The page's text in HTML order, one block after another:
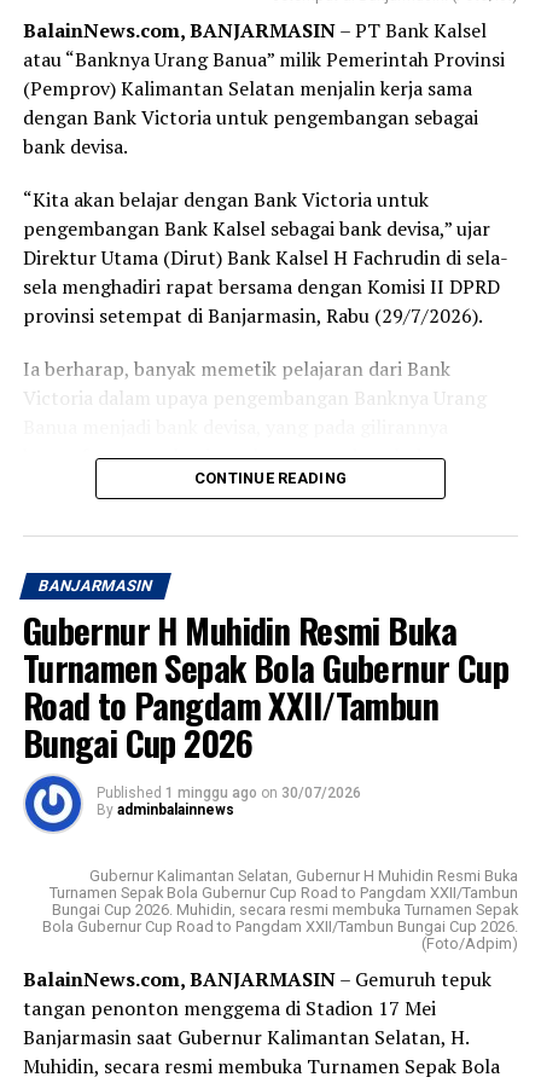
sudah dipanggil. Proses pembukaan rekening
berlangsung cepat, tertib, dan pelayanan yang diberikan
terasa ramah serta membantu.
Bagi sebagian orang, membuka rekening mungkin
langkah awal yang penuh makna. Tabungan Haji bukan
sekadar buku tabungan, melainkan ikhtiar kecil untuk
mendekatkan diri pada impian besar, yaitu memenuhi
panggilan Allah SWT ke Tanah Suci.
yang baik serta program yang mendorong masyarakat
untuk mulai mempersiapkan ibadah haji sejak dini.
dan membawa saya menuju kesempatan menunaikan
ibadah haji pada waktu yang telah Allah tetapkan.
Post Views: 16
Sebarkan
WhatsApp 0 Facebook 0
Messenger 0
BalainNews.com, BANJARMASIN– PT Bank Kalsel
atau “Banknya Urang Banua” milik Pemerintah Provinsi
(Pemprov) Kalimantan Selatan menjalin kerja sama
dengan Bank Victoria untuk pengembangan sebagai
bank devisa.
“Kita akan belajar dengan Bank Victoria untuk
pengembangan Bank Kalsel sebagai bank devisa,” ujar
Direktur Utama (Dirut) Bank Kalsel H Fachrudin di sela-
sela menghadiri rapat bersama dengan Komisi II DPRD
provinsi setempat di Banjarmasin, Rabu (29/7/2026).
Ia berharap, banyak memetik pelajaran dari Bank
Victoria dalam upaya pengembangan Banknya Urang
kemanfaatannya bagi pembangunan daerah dan
Peluncuran Bsnk Kalsel sebagai bank devisa 17 Juni 2026
atau mengawali Tahun Baru Islam, Muharram 1448
Hijriah.
PT Bank Kalsel sebelumnya bernama Bank
Pembangunan Daerah (BPD) berdiri 25 Maret 1964
dengan kepemilikan atau pemegang saham pemerintah
provinsi (Pemprov) dan pemerintah kabupaten/kota
(Pemkab/Pemkot) provinsi setempat.
Visi Badan Usaha Milik Daerah (BUMD) Pemprov Kalsel
terpercaya dengan memberikan pelayanan terbaik
kepada masyarakat.
Sementara misinya ;menjadi penggerak perekonomian
daerah, memberikan nilai tambah bagi pemegang saham,
serta menyediakan layanan perbankan berkualitas.
Sedangkan produk Bank Kalsel meliputi layanan
CONTINUE READING
BANJARMASIN
Gubernur H Muhidin Resmi Buka
Turnamen Sepak Bola Gubernur Cup
Road to Pangdam XXII/Tambun
Bungai Cup 2026
Published 1 minggu ago on 30/07/2026
By adminbalainnews
Gubernur Kalimantan Selatan, Gubernur H Muhidin Resmi Buka
Turnamen Sepak Bola Gubernur Cup Road to Pangdam XXII/Tambun
Bungai Cup 2026. Muhidin, secara resmi membuka Turnamen Sepak
Bola Gubernur Cup Road to Pangdam XXII/Tambun Bungai Cup 2026.
(Foto/Adpim)
BalainNews.com, BANJARMASIN– Gemuruh tepuk
tangan penonton menggema di Stadion 17 Mei
Banjarmasin saat Gubernur Kalimantan Selatan, H.
Muhidin, secara resmi membuka Turnamen Sepak Bola